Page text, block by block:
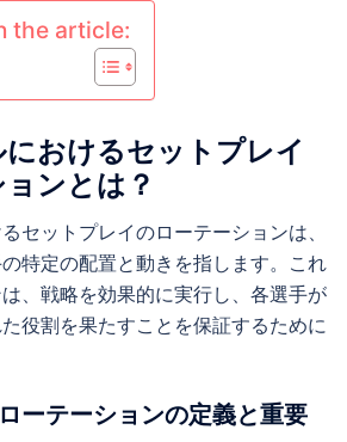
the article:
おけるセットプレイ
ンとは？
セットプレイのローテーションは、
特定の配置と動きを指します。これ
、戦略を効果的に実行し、各選手が
役割を果たすことを保証するために
ーテーションの定義と重要